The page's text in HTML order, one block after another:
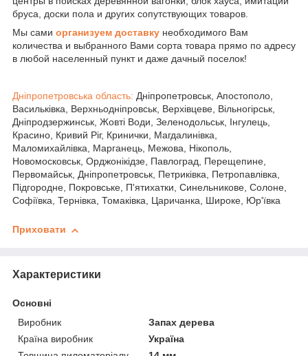
бруса, доски пола и других сопутствующих товаров.
Мы сами организуем доставку необходимого Вам
количества и выбранного Вами сорта товара прямо по адресу
в любой населенный пункт и даже дачный поселок!
Дніпропетровська область: Дніпропетровськ, Апостополо,
Васильківка, Верхньодніпровськ, Верхівцеве, Вільногірськ,
Дніпродзержинськ, Жовті Води, Зеленодольськ, Інгулець,
Красино, Кривий Ріг, Кринички, Магдалинівка,
Маломихайлівка, Марганець, Межова, Нікополь,
Новомосковськ, Орджонікідзе, Павлоград, Перещепине,
Первомайськ, Дніпропетровськ, Петриківка, Петропавлівка,
Підгородне, Покровське, П'ятихатки, Синельникове, Солоне,
Софіївка, Тернівка, Томаківка, Царичанка, Широке, Юр'ївка
Приховати
Характеристики
Основні
Виробник
Запах дерева
Країна виробник
Україна